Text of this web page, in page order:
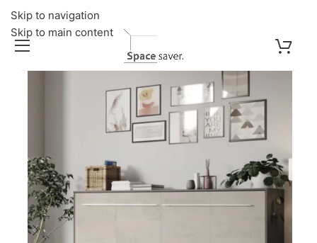
Skip to navigation
Skip to main content